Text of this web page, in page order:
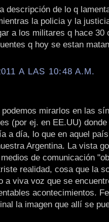
descripción de lo q
la policia y la
a los militares q hace 30
q hoy se estan
A LAS 10:48 A.M.
mirarlos en las
(por ej. en EE.UU)
a día, lo que en aquel
Argentina. La vista
de comunicación
realidad, cosa que la
a viva voz que se
acontecimientos.
la imagen que allí se